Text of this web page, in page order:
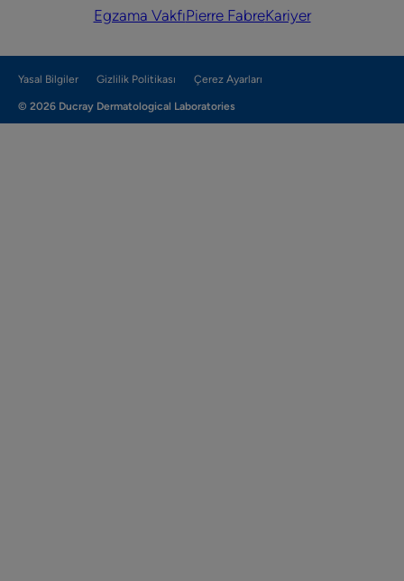
Egzama VakfıPierre FabreKariyer
Yasal Bilgiler Gizlilik Politikası Çerez Ayarları
© 2026 Ducray Dermatological Laboratories